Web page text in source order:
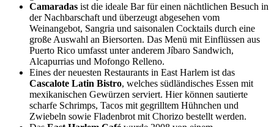
Camaradas ist die ideale Bar für einen nächtlichen Besuch in
der Nachbarschaft und überzeugt abgesehen vom
Weinangebot, Sangria und saisonalen Cocktails durch eine
große Auswahl an Biersorten. Das Menü mit Einflüssen aus
Puerto Rico umfasst unter anderem Jíbaro Sandwich,
Alcapurrias und Mofongo Relleno.
Eines der neuesten Restaurants in East Harlem ist das
Cascalote Latin Bistro, welches südländisches Essen mit
mexikanischen Gewürzen serviert. Hier können sautierte
scharfe Schrimps, Tacos mit gegrilltem Hühnchen und
Zwiebeln sowie Fladenbrot mit Chorizo bestellt werden.